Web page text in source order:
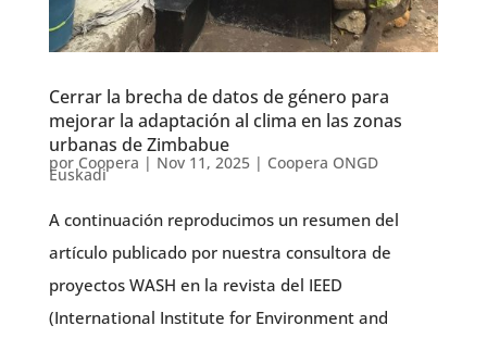
Cerrar la brecha de datos de género para
mejorar la adaptación al clima en las zonas
urbanas de Zimbabue
por Coopera | Nov 11, 2025| Coopera ONGD
Euskadi
A continuación reproducimos un resumen del
artículo publicado por nuestra consultora de
proyectos WASH en la revista del IEED
(International Institute for Environment and